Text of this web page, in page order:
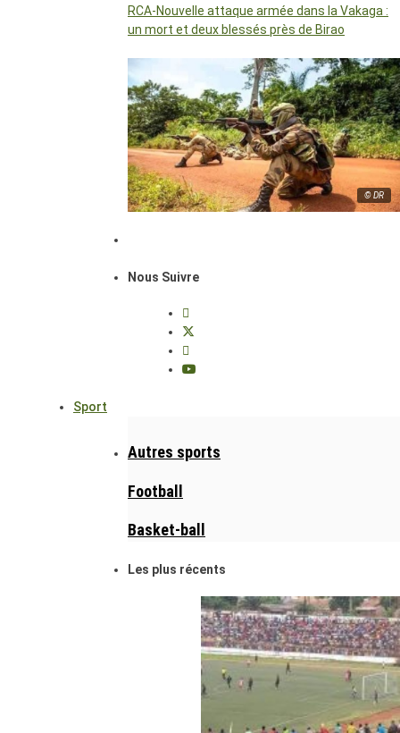
RCA-Nouvelle attaque armée dans la Vakaga :
un mort et deux blessés près de Birao
© DR
Nous Suivre
Sport
Autres sports
Football
Basket-ball
Les plus récents